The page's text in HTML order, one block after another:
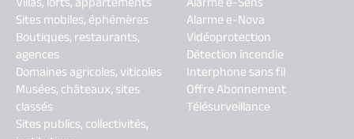
Sites mobiles, éphémères
Boutiques, restaurants,
agences
Domaines agricoles, viticoles
Musées, châteaux, sites
classés
Sites publics, collectivités,
Alarme e-Nova
Vidéoprotection
Détection incendie
Interphone sans fil
Offre Abonnement
Télésurveillance